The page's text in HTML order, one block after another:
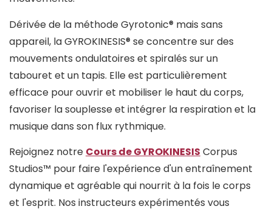
Dérivée de la méthode Gyrotonic® mais sans
appareil, la GYROKINESIS® se concentre sur des
mouvements ondulatoires et spiralés sur un
tabouret et un tapis. Elle est particulièrement
efficace pour ouvrir et mobiliser le haut du corps,
favoriser la souplesse et intégrer la respiration et la
musique dans son flux rythmique.
Rejoignez notre Cours de GYROKINESIS Corpus
Studios™ pour faire l'expérience d'un entraînement
dynamique et agréable qui nourrit à la fois le corps
et l'esprit. Nos instructeurs expérimentés vous